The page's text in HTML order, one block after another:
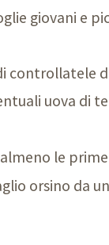
giovani e
controllatele
uova di
le
orsino da